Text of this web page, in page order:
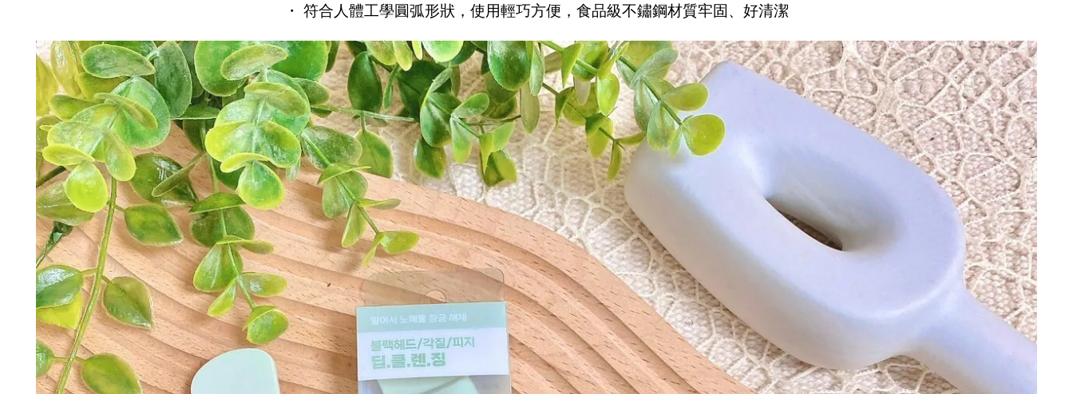
・ 符合人體工學圓弧形狀，使用輕巧方便，食品級不鏽鋼材質牢固、好清潔